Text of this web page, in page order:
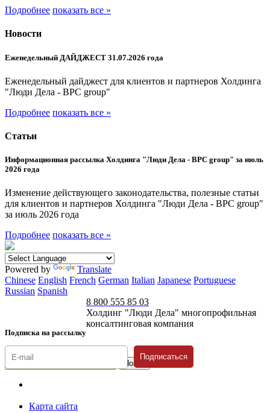
Подробнее показать все »
Новости
Еженедельный ДАЙДЖЕСТ 31.07.2026 года
Еженедельный дайджест для клиентов и партнеров Холдинга
"Люди Дела - BPC group"
Подробнее показать все »
Статьи
Информационная рассылка Холдинга "Люди Дела - BPC group" за июль
2026 года
Изменение действующего законодательства, полезные статьи
для клиентов и партнеров Холдинга "Люди Дела - BPC group"
за июль 2026 года
Подробнее показать все »
Powered by
Translate
Chinese English French German Italian Japanese Portuguese
Russian Spanish
Подписка на рассылку
8 800 555 85 03
Холдинг "Люди Дела" многопрофильная
консалтинговая компания
Подписаться
Карта сайта